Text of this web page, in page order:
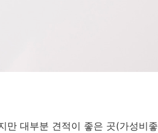
만 대부분 견적이 좋은 곳(가성비